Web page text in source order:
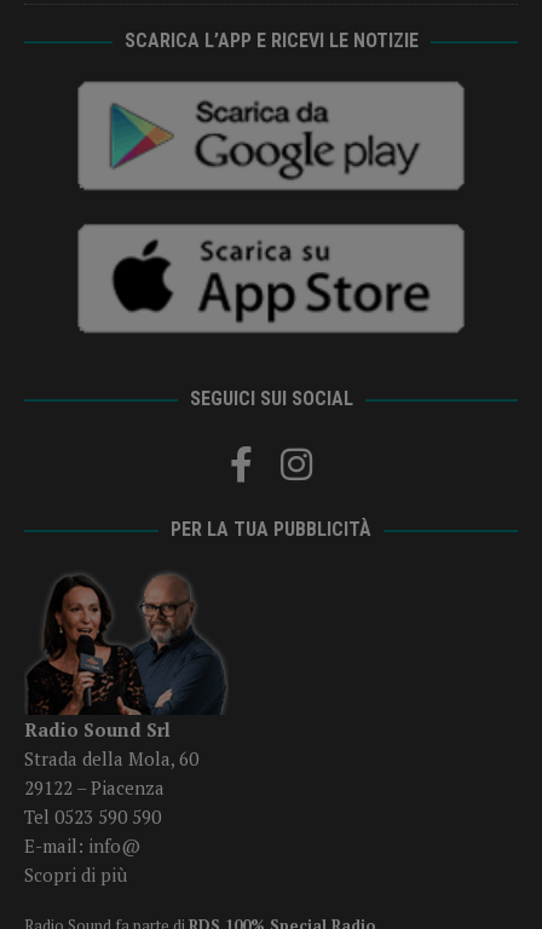
SCARICA L’APP E RICEVI LE NOTIZIE
SEGUICI SUI SOCIAL
PER LA TUA PUBBLICITÀ
Radio Sound Srl
Strada della Mola, 60
29122 – Piacenza
Tel 0523 590 590
E-mail: info@
Scopri di più